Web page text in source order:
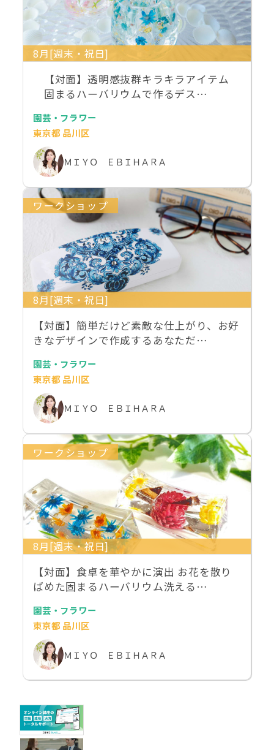
8月[週末・祝日]
【対面】透明感抜群キラキラアイテム
固まるハーバリウムで作るデス…
園芸・フラワー
東京都 品川区
ＭＩＹＯ ＥＢＩＨＡＲＡ
ワークショップ
8月[週末・祝日]
【対面】簡単だけど素敵な仕上がり、お好
きなデザインで作成するあなただ…
園芸・フラワー
東京都 品川区
ＭＩＹＯ ＥＢＩＨＡＲＡ
ワークショップ
8月[週末・祝日]
【対面】食卓を華やかに演出 お花を散り
ばめた固まるハーバリウム洗える…
園芸・フラワー
東京都 品川区
ＭＩＹＯ ＥＢＩＨＡＲＡ